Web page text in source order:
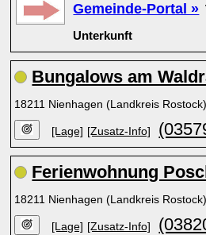
Gemeinde-Portal »
Unterkunft
Bungalows am
18211 Nienhagen (Landkreis
[Lage] [Zusatz-Info]
Ferienwohnung
18211 Nienhagen (Landkreis
[Lage] [Zusatz-Info]